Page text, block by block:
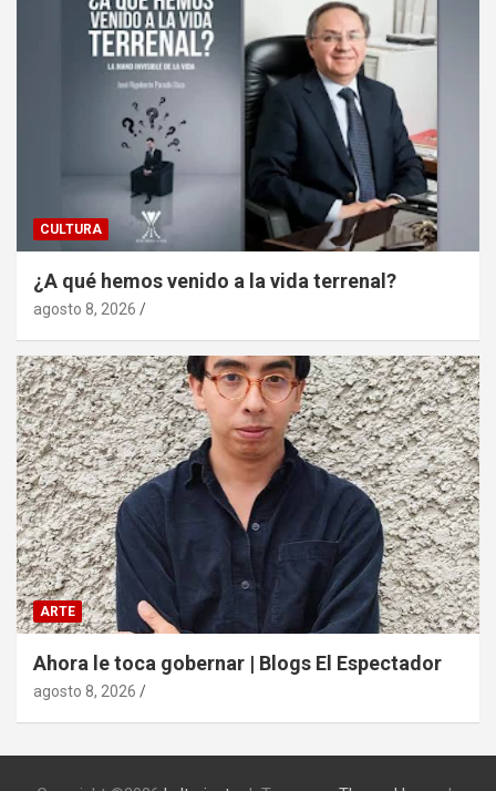
CULTURA
¿A qué hemos venido a la vida terrenal?
agosto 8, 2026
ARTE
Ahora le toca gobernar | Blogs El Espectador
agosto 8, 2026